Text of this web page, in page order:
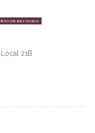
DE RECOGIDA
21B